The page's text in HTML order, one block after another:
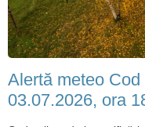
Alertă meteo
03.07.2026, ora